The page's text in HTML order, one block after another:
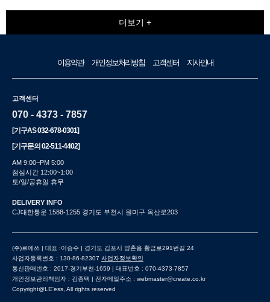
더보기 +
이용약관 개인정보처리방침 고객센터 지사안내
고객센터
070 - 4373 - 7857
[기구AS032-678-0301]
[기구문의02-511-4402]
AM 9:00~PM 5:00
점심시간 12:00~1:00
토/일/공휴일 휴무
DELIVERY INFO
CJ대한통운 1588-1255 경기도 부천시 원미구 옥산로203
(주)르에쓰 | 대표 :이승수 | 경기도 김포시 양촌읍 황금로291번길 24
사업자등록번호 : 130-86-82307 사업자정보확인
통신판매번호 : 2017-경기부천-1659 | 대표번호 : 070-4373-7857
개인정보관리책임자 : 김종택 | 전자메일주소 : webmaster@create.co.kr
Copyright@LE'ess, All rights reserved